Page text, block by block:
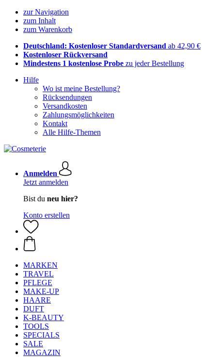
zur Navigation
zum Inhalt
zum Warenkorb
Deutschland: Kostenloser Standardversand ab 42,90 €
Kostenloser Rückversand
Mindestens 1 kostenlose Probe zu jeder Bestellung
Hilfe
Wo ist meine Bestellung?
Rücksendungen
Versandkosten
Zahlungsmöglichkeiten
Kontakt
Alle Hilfe-Themen
Anmelden
Jetzt anmelden
Bist du neu hier?
Konto erstellen
MARKEN
TRAVEL
PFLEGE
MAKE-UP
HAARE
DUFT
K-BEAUTY
TOOLS
SPECIALS
SALE
MAGAZIN